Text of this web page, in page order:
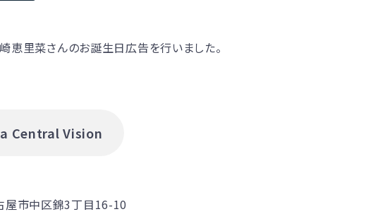
恵里菜さんのお誕生日広告を行いました。
Central Vision
屋市中区錦3丁目16-10